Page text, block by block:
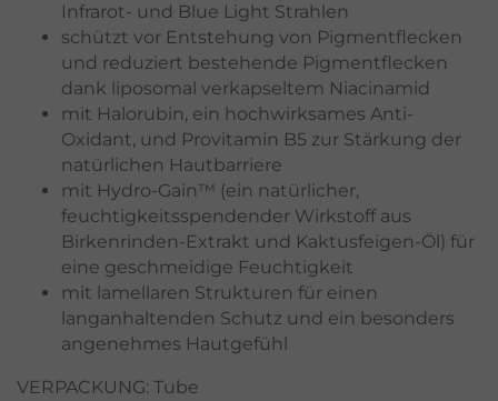
Infrarot- und Blue Light Strahlen
schützt vor Entstehung von Pigmentflecken
und reduziert bestehende Pigmentflecken
dank liposomal verkapseltem Niacinamid
mit Halorubin, ein hochwirksames Anti-
Oxidant, und Provitamin B5 zur Stärkung der
natürlichen Hautbarriere
mit Hydro-Gain™ (ein natürlicher,
feuchtigkeitsspendender Wirkstoff aus
Birkenrinden-Extrakt und Kaktusfeigen-Öl) für
eine geschmeidige Feuchtigkeit
mit lamellaren Strukturen für einen
langanhaltenden Schutz und ein besonders
angenehmes Hautgefühl
VERPACKUNG: Tube